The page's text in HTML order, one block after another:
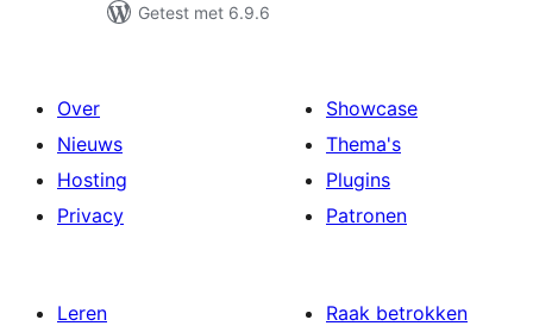
Getest met 6.9.6
Over
Nieuws
Hosting
Privacy
Showcase
Thema's
Plugins
Patronen
Leren
Raak betrokken